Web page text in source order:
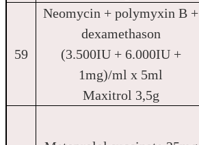
59
Neomycin + polymyxin B +
dexamethason
(3.500IU + 6.000IU +
1mg)/ml x 5ml
Maxitrol 3,5g